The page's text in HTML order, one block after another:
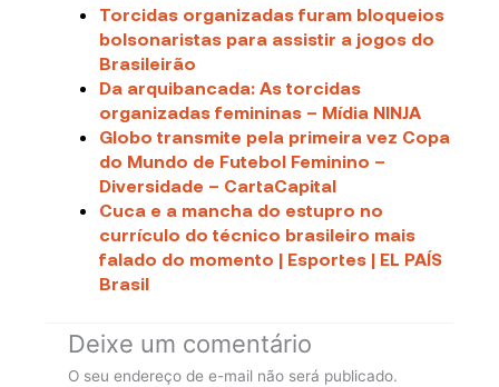
Torcidas organizadas furam bloqueios
bolsonaristas para assistir a jogos do
Brasileirão
Da arquibancada: As torcidas
organizadas femininas – Mídia NINJA
Globo transmite pela primeira vez Copa
do Mundo de Futebol Feminino –
Diversidade – CartaCapital
Cuca e a mancha do estupro no
currículo do técnico brasileiro mais
falado do momento | Esportes | EL PAÍS
Brasil
Deixe um comentário
O seu endereço de e-mail não será publicado.